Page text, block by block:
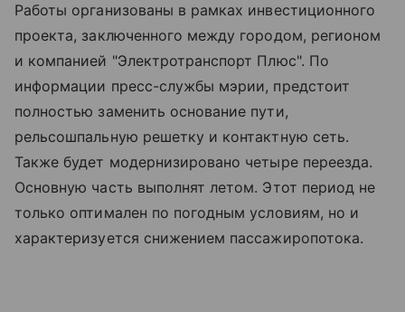
Работы организованы в рамках инвестиционного
проекта, заключенного между городом, регионом
и компанией "Электротранспорт Плюс". По
информации пресс-службы мэрии, предстоит
полностью заменить основание пути,
рельсошпальную решетку и контактную сеть.
Также будет модернизировано четыре переезда.
Основную часть выполнят летом. Этот период не
только оптимален по погодным условиям, но и
характеризуется снижением пассажиропотока.